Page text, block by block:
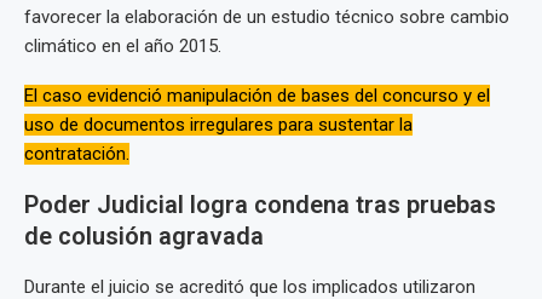
favorecer la elaboración de un estudio técnico sobre cambio
climático en el año 2015.
El caso evidenció manipulación de bases del concurso y el
uso de documentos irregulares para sustentar la
contratación.
Poder Judicial logra condena tras pruebas
de colusión agravada
Durante el juicio se acreditó que los implicados utilizaron